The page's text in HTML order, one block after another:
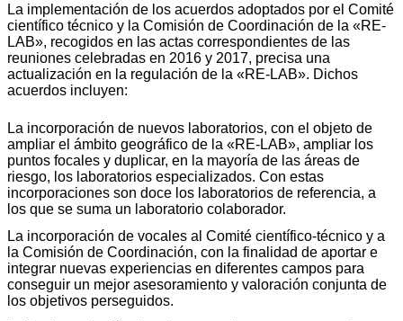
La implementación de los acuerdos adoptados por el Comité
científico técnico y la Comisión de Coordinación de la «RE-
LAB», recogidos en las actas correspondientes de las
reuniones celebradas en 2016 y 2017, precisa una
actualización en la regulación de la «RE-LAB». Dichos
acuerdos incluyen:
La incorporación de nuevos laboratorios, con el objeto de
ampliar el ámbito geográfico de la «RE-LAB», ampliar los
puntos focales y duplicar, en la mayoría de las áreas de
riesgo, los laboratorios especializados. Con estas
incorporaciones son doce los laboratorios de referencia, a
los que se suma un laboratorio colaborador.
La incorporación de vocales al Comité científico-técnico y a
la Comisión de Coordinación, con la finalidad de aportar e
integrar nuevas experiencias en diferentes campos para
conseguir un mejor asesoramiento y valoración conjunta de
los objetivos perseguidos.